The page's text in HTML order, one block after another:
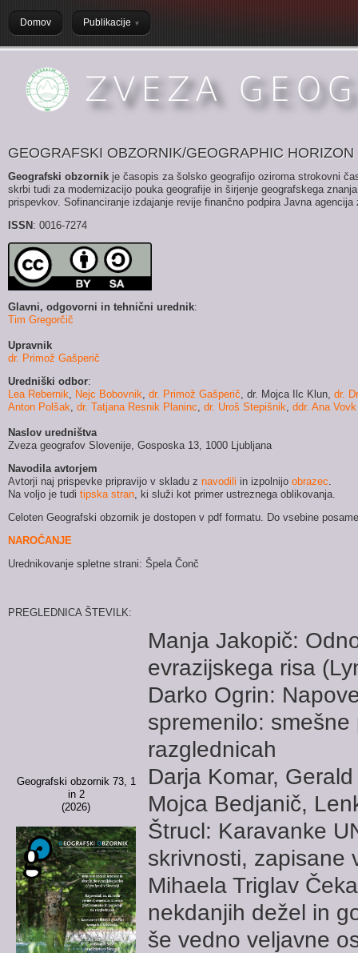
Domov Publikacije
GEOGRAFSKI OBZORNIK/GEOGRAPHIC HORIZON
Geografski obzornik je časopis za šolsko geografijo oziroma strokovni
skrbi tudi za modernizacijo pouka geografije in širjenje geografskega
prispevkov. Sofinanciranje izdajanje revije finančno podpira Javna
ISSN : 0016-7274
Glavni, odgovorni in tehnični urednik:
Tim Gregorčič
Upravnik
dr. Primož Gašperič
Uredniški odbor:
Lea Rebernik
Nejc Bobovnik dr. Primož Gašperič dr. Mojca Ilc Klun dr.
Anton Polšak dr. Tatjana Resnik Planinc dr. Uroš Stepišnik ddr. Ana
Naslov uredništva
Zveza geografov Slovenije, Gosposka 13, 1000 Ljubljana
Navodila avtorjem
Avtorji naj prispevke pripravijo v skladu z navodili in izpolnijo obrazec
Na voljo je tudi tipska stran , ki služi kot primer ustreznega oblikovanja.
Celoten Geografski obzornik je dostopen v pdf formatu. Do vsebine
NAROČANJE
Urednikovanje spletne strani: Špela Čonč
PREGLEDNICA ŠTEVILK:
Geografski obzornik 73, 1
in 2
(2026)
Manja Jakopič:
evrazijskega risa
Darko Ogrin:
spremenilo:
razglednicah
Darja Komar,
Mojca Bedjanič,
Štrucl: Karavanke
skrivnosti, zapisane
Mihaela Triglav
nekdanjih dežel in
še vedno veljavne